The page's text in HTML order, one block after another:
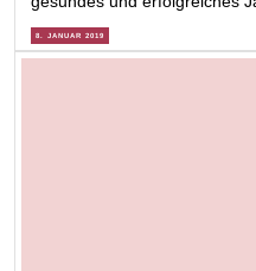
8. JANUAR 2019